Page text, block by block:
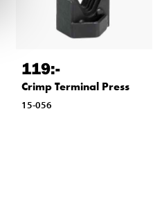
119:-
Crimp Terminal Press
15-056